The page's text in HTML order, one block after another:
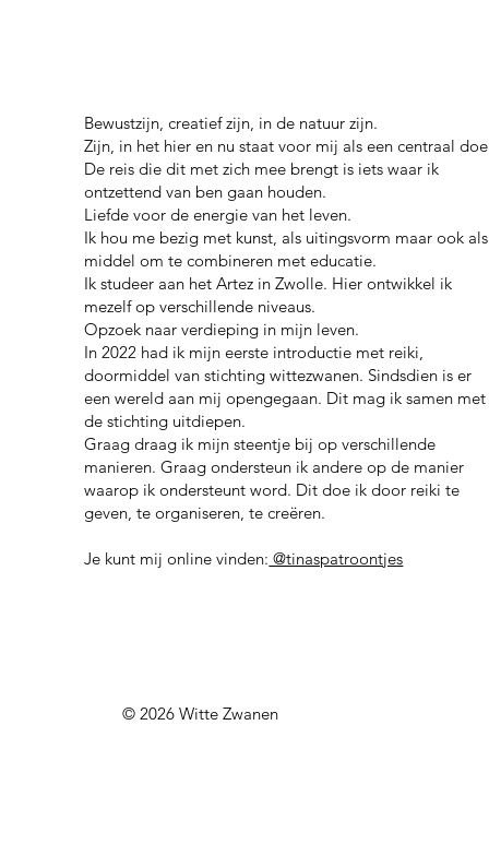
Bewustzijn, creatief zijn, in de natuur zijn.
Zijn, in het hier en nu staat voor mij als een centraal
De reis die dit met zich mee brengt is iets waar ik
ontzettend van ben gaan houden.
Liefde voor de energie van het leven.
Ik hou me bezig met kunst, als uitingsvorm maar ook als
middel om te combineren met educatie.
Ik studeer aan het Artez in Zwolle. Hier ontwikkel ik
mezelf op verschillende niveaus.
Opzoek naar verdieping in mijn leven.
In 2022 had ik mijn eerste introductie met reiki,
doormiddel van stichting wittezwanen. Sindsdien is er
een wereld aan mij opengegaan. Dit mag ik samen met
de stichting uitdiepen.
Graag draag ik mijn steentje bij op verschillende
manieren. Graag ondersteun ik andere op de manier
waarop ik ondersteunt word. Dit doe ik door reiki te
geven, te organiseren, te creëren.
Je kunt mij online vinden: @tinaspatroontjes
© 2026 Witte Zwanen